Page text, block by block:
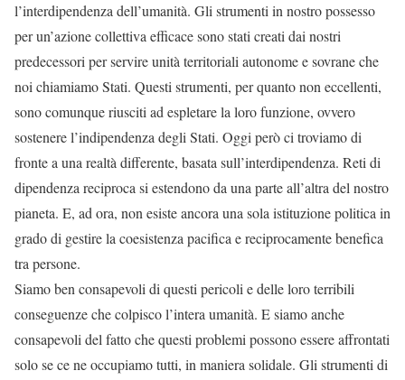
l’interdipendenza dell’umanità. Gli strumenti in nostro possesso
per un’azione collettiva efficace sono stati creati dai nostri
predecessori per servire unità territoriali autonome e sovrane che
noi chiamiamo Stati. Questi strumenti, per quanto non eccellenti,
sono comunque riusciti ad espletare la loro funzione, ovvero
sostenere l’indipendenza degli Stati. Oggi però ci troviamo di
fronte a una realtà differente, basata sull’interdipendenza. Reti di
dipendenza reciproca si estendono da una parte all’altra del nostro
pianeta. E, ad ora, non esiste ancora una sola istituzione politica in
grado di gestire la coesistenza pacifica e reciprocamente benefica
tra persone.
Siamo ben consapevoli di questi pericoli e delle loro terribili
conseguenze che colpisco l’intera umanità. E siamo anche
consapevoli del fatto che questi problemi possono essere affrontati
solo se ce ne occupiamo tutti, in maniera solidale. Gli strumenti di